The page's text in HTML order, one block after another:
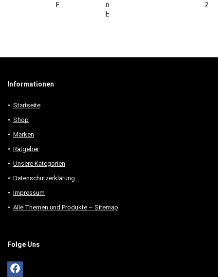
Elemente
modernen
Holzmöbeln
Informationen
Startseite
Shop
Marken
Ratgeber
Unsere Kategorien
Datenschutzerklärung
Impressum
Alle Themen und Produkte – Sitemap
Folge Uns